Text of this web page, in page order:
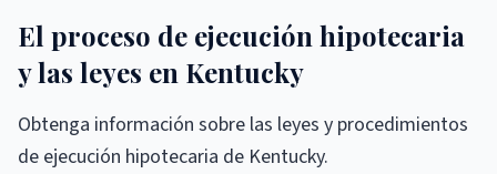
El proceso de ejecución hipotecaria
y las leyes en Kentucky
Obtenga información sobre las leyes y procedimientos
de ejecución hipotecaria de Kentucky.